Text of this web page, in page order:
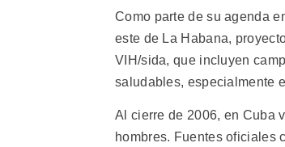
Como parte de su agenda
este de La Habana,
VIH/sida, que incluyen
saludables, especialmente
Al cierre de 2006, en Cuba
hombres. Fuentes oficiales